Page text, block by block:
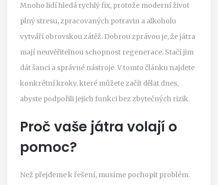
Mnoho lidí hledá rychlý fix, protože moderní život
plný stresu, zpracovaných potravin a alkoholu
vytváří obrovskou zátěž. Dobrou zprávou je, že játra
mají neuvěřitelnou schopnost regenerace. Stačí jim
dát šanci a správné nástroje. V tomto článku najdete
konkrétní kroky, které můžete začít dělat dnes,
abyste podpořili jejich funkci bez zbytečných rizik.
Proč vaše játra volají o
pomoc?
Než přejdeme k řešení, musíme pochopit problém.